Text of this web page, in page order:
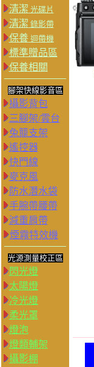
清潔 光碟片
清潔 錄影帶
保養迴帶機
標準贈品區
保養相關
腳架快線影音區
攝影背包
三腳架/雲台
兔籠支架
遙控器
快門線
麥克風
防水潛水袋
手腕帶腰帶
減重肩帶
煙霧特效機
光源測量校正區
閃光燈
太陽燈
冷光燈
柔光罩
燈泡
燈類輔架
攝影棚